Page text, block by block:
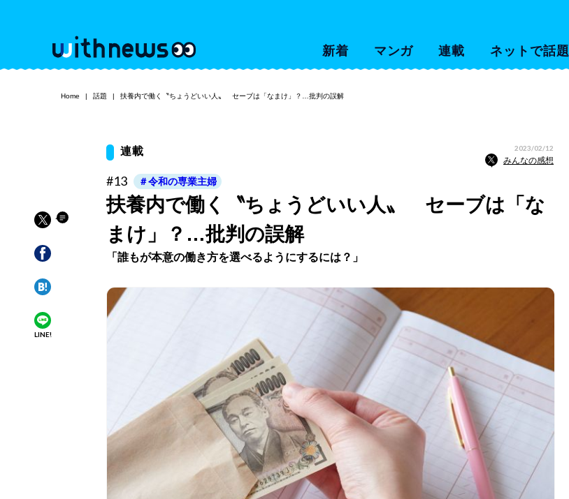
新着 マンガ 連載 ネットで話題
Home 話題 扶養内で働く〝ちょうどいい人〟 セーブは「なまけ」？…批判の誤解
LINE!
連載 2023/02/12
みんなの感想
#13 ＃令和の専業主婦
扶養内で働く〝ちょうどいい人〟 セーブは「な
まけ」？…批判の誤解
「誰もが本意の働き方を選べるようにするには？」